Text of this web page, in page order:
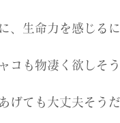
、生命力を感じる
コも物凄く欲しそう
げても大丈夫そう